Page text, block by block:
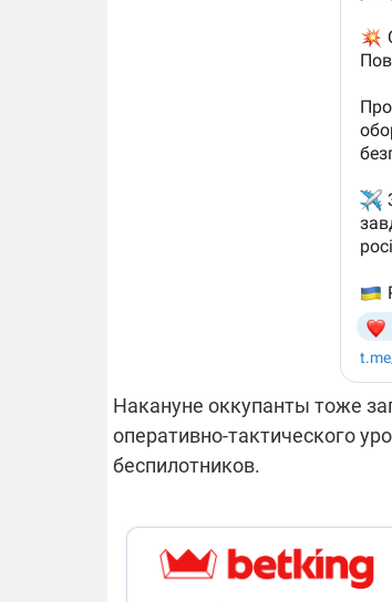
Накануне оккупанты тоже
оперативно-тактического
беспилотников.